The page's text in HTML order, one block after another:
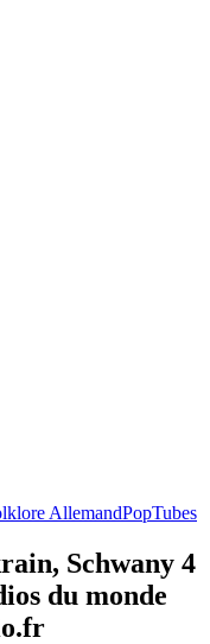
AllemandPopTubes
Schwany 4
du monde